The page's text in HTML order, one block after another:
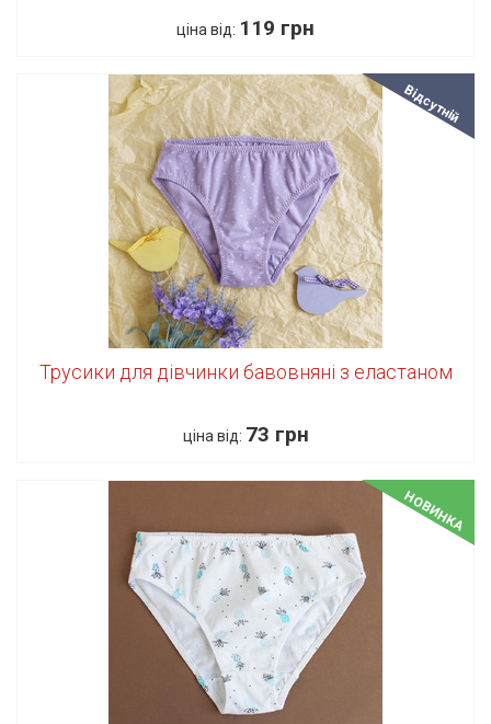
ціна від: 119 грн
Відсутній
Трусики для дівчинки бавовняні з еластаном
ціна від: 73 грн
НОВИНКА